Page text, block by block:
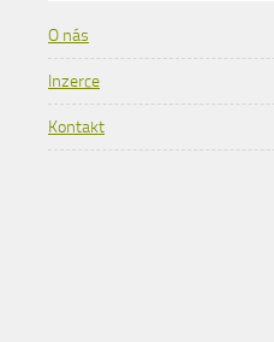
O nás
Inzerce
Kontakt